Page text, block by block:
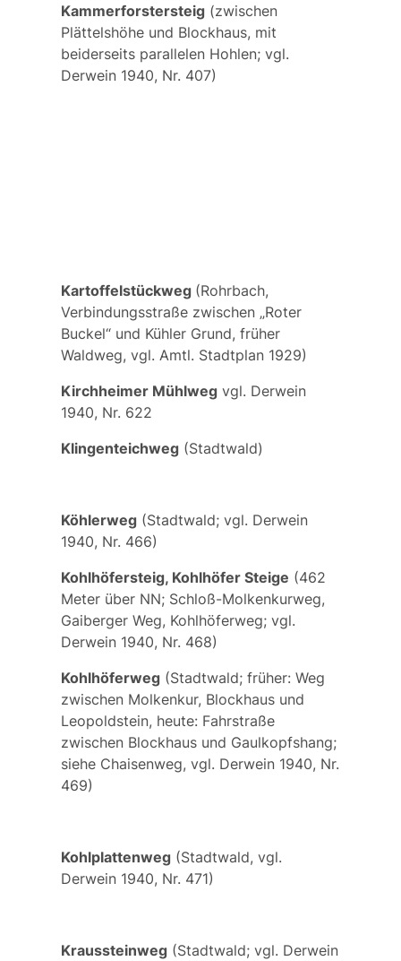
Kammerforstersteig(zwischen
Plättelshöhe und Blockhaus, mit
beiderseits parallelen Hohlen; vgl.
Derwein 1940, Nr. 407)
Kartoffelstückweg (Rohrbach,
Verbindungsstraße zwischen „Roter
Buckel“ und Kühler Grund, früher
Waldweg, vgl. Amtl. Stadtplan 1929)
Kirchheimer Mühlwegvgl. Derwein
1940, Nr. 622
Klingenteichweg(Stadtwald)
Köhlerweg(Stadtwald; vgl. Derwein
1940, Nr. 466)
Kohlhöfersteig, Kohlhöfer Steige (462
Meter über NN; Schloß-Molkenkurweg,
Gaiberger Weg, Kohlhöferweg; vgl.
Derwein 1940, Nr. 468)
Kohlhöferweg(Stadtwald; früher: Weg
zwischen Molkenkur, Blockhaus und
Leopoldstein, heute: Fahrstraße
zwischen Blockhaus und Gaulkopfshang;
siehe Chaisenweg, vgl. Derwein 1940, Nr.
469)
Kohlplattenweg(Stadtwald, vgl.
Derwein 1940, Nr. 471)
Kraussteinweg(Stadtwald; vgl. Derwein